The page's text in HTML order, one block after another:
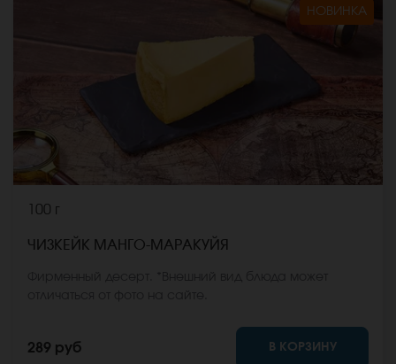
НОВИНКА
100 г
ЧИЗКЕЙК МАНГО-МАРАКУЙЯ
289 руб В КОРЗИНУ